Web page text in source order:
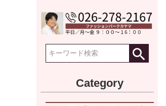
Category